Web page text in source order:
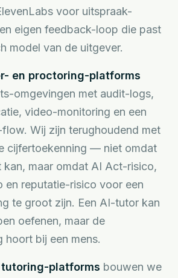
voor uitspraak-
eigen feedback-loop die past
model van de uitgever.
en proctoring-platforms
omgevingen met audit-logs,
video-monitoring en een
Wij zijn terughoudend met
cijfertoekenning — niet omdat
kan, maar omdat AI Act-risico,
en reputatie-risico voor een
te groot zijn. Een AI-tutor kan
oefenen, maar de
hoort bij een mens.
platforms bouwen we